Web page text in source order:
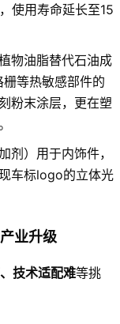
使用寿命延长至15
物油脂替代石油成
等热敏感部件的
粉末涂层，更在塑
剂）用于内饰件，
车标logo的立体光
业升级
技术适配难等挑